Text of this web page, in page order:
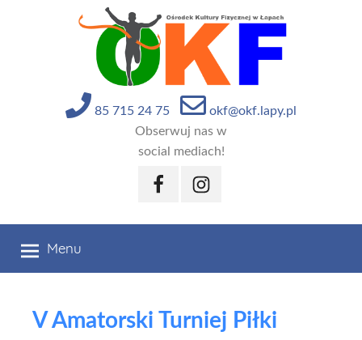
85 715 24 75
okf@okf.lapy.pl
Obserwuj nas w
social mediach!
FacebookInstagram
Menu
V Amatorski Turniej Piłki